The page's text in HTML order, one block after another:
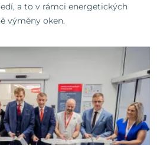
a to v rámci energetických
výměny oken.